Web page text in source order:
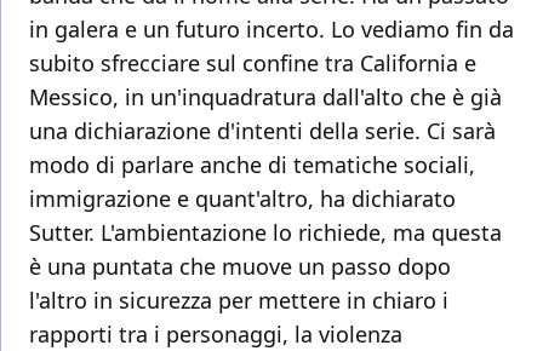
in galera e un futuro incerto. Lo vediamo fin da
subito sfrecciare sul confine tra California e
Messico, in un'inquadratura dall'alto che è già
una dichiarazione d'intenti della serie. Ci sarà
modo di parlare anche di tematiche sociali,
immigrazione e quant'altro, ha dichiarato
Sutter. L'ambientazione lo richiede, ma questa
è una puntata che muove un passo dopo
l'altro in sicurezza per mettere in chiaro i
rapporti tra i personaggi, la violenza